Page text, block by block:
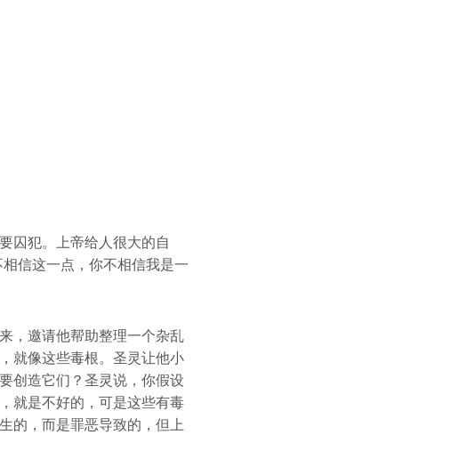
囚犯。上帝给人很大的自
信这一点，你不相信我是一
，邀请他帮助整理一个杂乱
就像这些毒根。圣灵让他小
创造它们？圣灵说，你假设
就是不好的，可是这些有毒
的，而是罪恶导致的，但上